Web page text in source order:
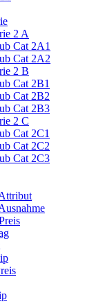
2 A
Cat 2A1
Cat 2A2
2 B
Cat 2B1
Cat 2B2
Cat 2B3
2 C
Cat 2C1
Cat 2C2
Cat 2C3